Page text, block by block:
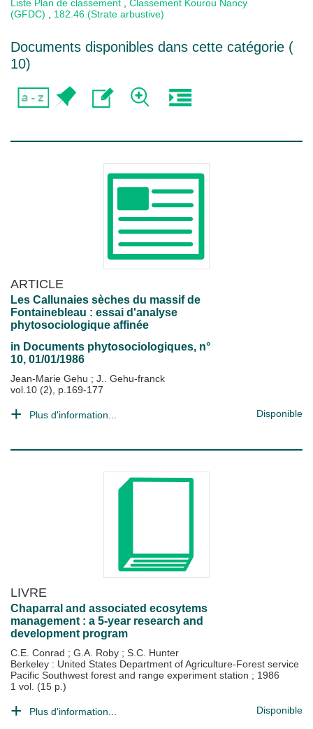
Liste Plan de classement
Classement Kourou Nancy
(GFDC)
182.46 (Strate arbustive)
Documents disponibles dans cette catégorie (
10)
ARTICLE
Les Callunaies sèches du massif de
Fontainebleau : essai d'analyse
phytosociologique affinée
in Documents phytosociologiques, n°
10, 01/01/1986
Jean-Marie Gehu ; J.. Gehu-franck
vol.10 (2), p.169-177
Plus d'information... Disponible
LIVRE
Chaparral and associated ecosytems
management : a 5-year research and
development program
C.E. Conrad ; G.A. Roby ; S.C. Hunter
Berkeley : United States Department of Agriculture-Forest service
Pacific Southwest forest and range experiment station ; 1986
1 vol. (15 p.)
Plus d'information... Disponible